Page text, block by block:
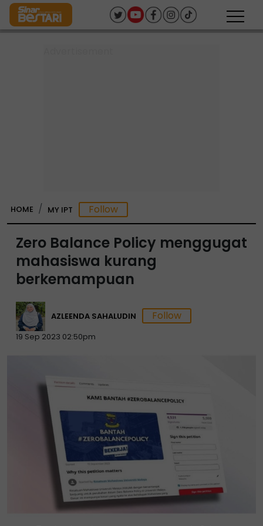
HOME MY IPT
Zero Balance Policy menggugat
mahasiswa kurang
berkemampuan
AZLEENDA SAHALUDIN
19 Sep 2023 02:50pm